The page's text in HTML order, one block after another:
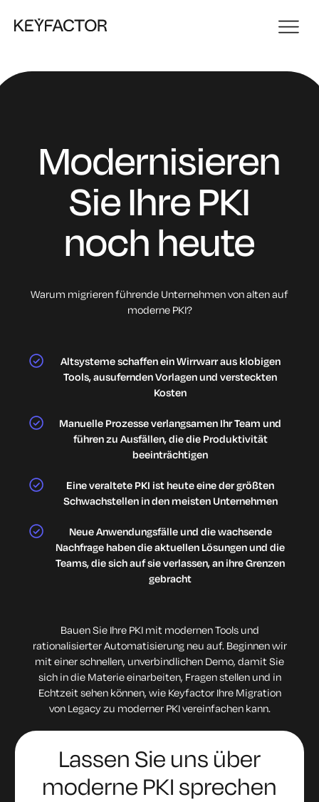
Modernisieren
Sie Ihre PKI
noch heute
Warum migrieren führende Unternehmen von alten auf
moderne PKI?
Altsysteme schaffen ein Wirrwarr aus klobigen
Tools, ausufernden Vorlagen und versteckten
Kosten
Manuelle Prozesse verlangsamen Ihr Team und
führen zu Ausfällen, die die Produktivität
beeinträchtigen
Eine veraltete PKI ist heute eine der größten
Schwachstellen in den meisten Unternehmen
Neue Anwendungsfälle und die wachsende
Nachfrage haben die aktuellen Lösungen und die
Teams, die sich auf sie verlassen, an ihre Grenzen
gebracht
Bauen Sie Ihre PKI mit modernen Tools und
rationalisierter Automatisierung neu auf. Beginnen wir
mit einer schnellen, unverbindlichen Demo, damit Sie
sich in die Materie einarbeiten, Fragen stellen und in
Echtzeit sehen können, wie Keyfactor Ihre Migration
von Legacy zu moderner PKI vereinfachen kann.
Lassen Sie uns über
moderne PKI sprechen